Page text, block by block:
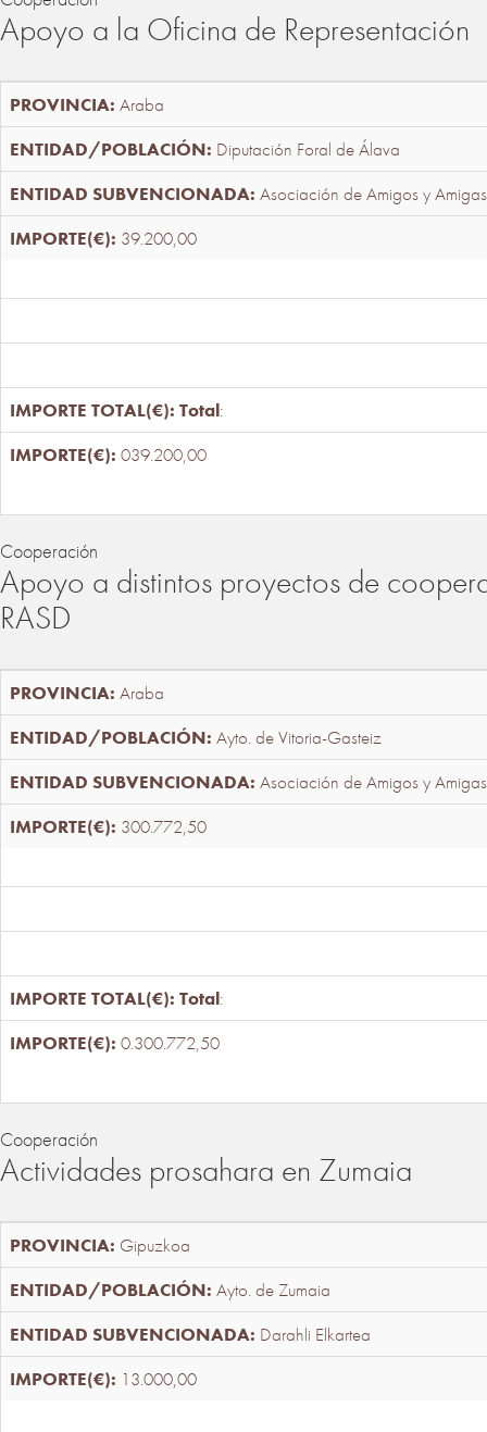
Apoyo a la Oficina de Representación
Araba
Diputación Foral de Álava
Asociación de Amigos y
39.200,00
Total:
039.200,00
Cooperación
Apoyo a distintos proyectos de
RASD
Araba
Ayto. de Vitoria-Gasteiz
Asociación de Amigos y
300.772,50
Total:
0.300.772,50
Cooperación
Actividades prosahara en Zumaia
Gipuzkoa
Ayto. de Zumaia
Darahli Elkartea
13.000,00